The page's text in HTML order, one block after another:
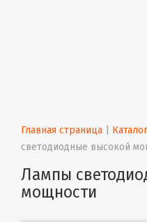
Главная страница Каталог
светодиодные высокой
Лампы
мощности